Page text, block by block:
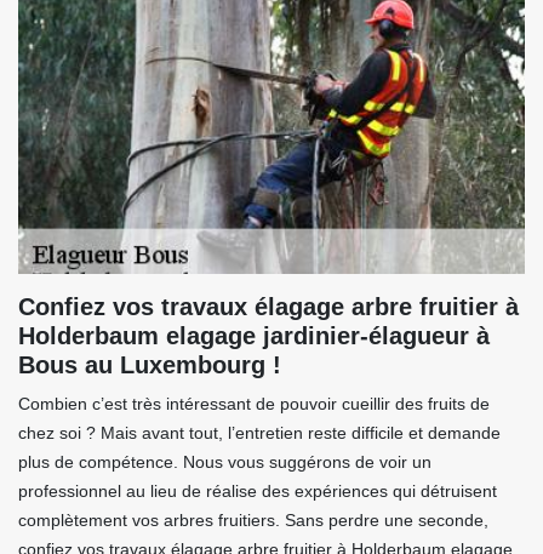
Confiez vos travaux élagage arbre fruitier à
Holderbaum elagage jardinier-élagueur à
Bous au Luxembourg !
Combien c’est très intéressant de pouvoir cueillir des fruits de
chez soi ? Mais avant tout, l’entretien reste difficile et demande
plus de compétence. Nous vous suggérons de voir un
professionnel au lieu de réalise des expériences qui détruisent
complètement vos arbres fruitiers. Sans perdre une seconde,
confiez vos travaux élagage arbre fruitier à Holderbaum elagage